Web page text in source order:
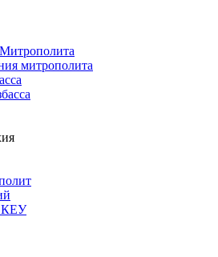
митрополита
КЕУ